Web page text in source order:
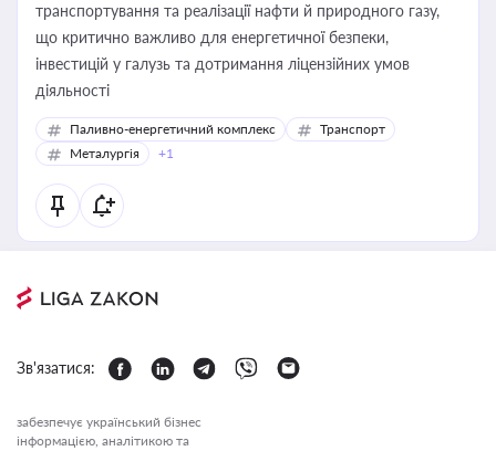
транспортування та реалізації нафти й природного газу,
що критично важливо для енергетичної безпеки,
інвестицій у галузь та дотримання ліцензійних умов
діяльності
Паливно-енергетичний комплекс
Транспорт
Металургія
+1
Зв'язатися:
забезпечує український бізнес
інформацією, аналітикою та